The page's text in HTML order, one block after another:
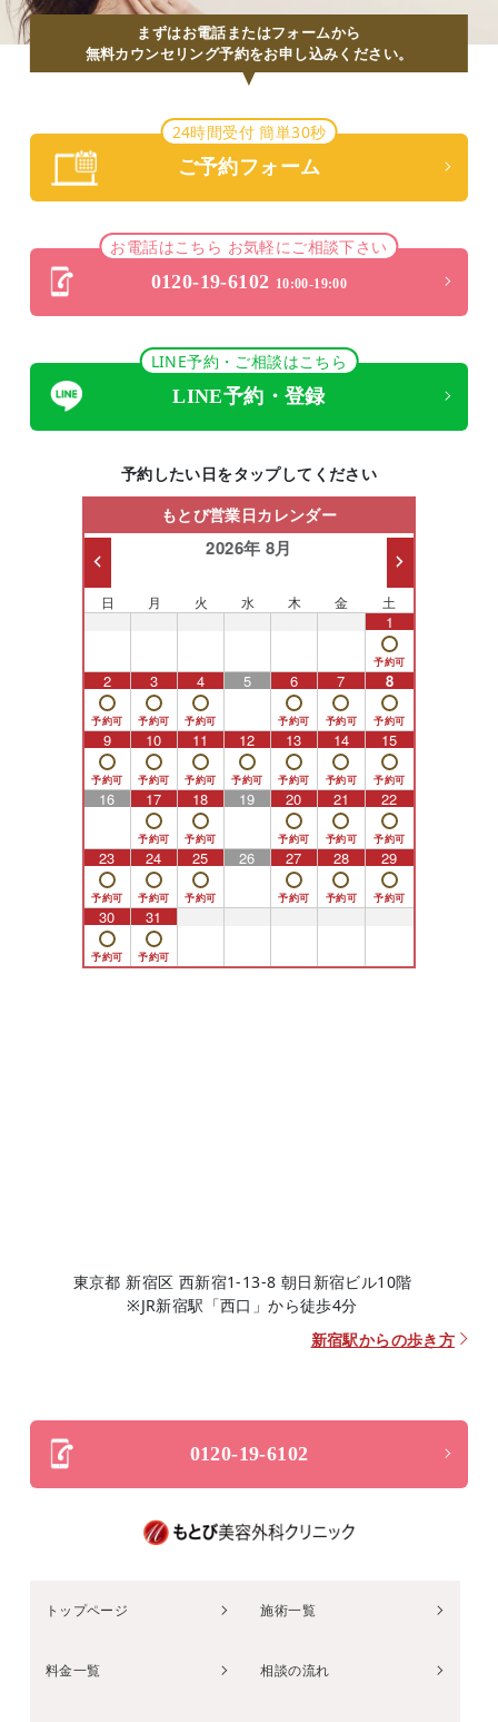
まずはお電話またはフォームから
無料カウンセリング予約をお申し込みください。
24時間受付 簡単30秒
ご予約フォーム
お電話はこちら お気軽にご相談下さい
0120-19-6102 10:00-19:00
LINE予約・ご相談はこちら
LINE予約・登録
予約したい日をタップしてください
もとび営業日カレンダー
2026年 8月
日 月 火 水 木 金 土
1
2 3 4 5 6 7 8
9 10 11 12 13 14 15
16 17 18 19 20 21 22
23 24 25 26 27 28 29
30 31
東京都 新宿区 西新宿1-13-8 朝日新宿ビル10階
※JR新宿駅「西口」から徒歩4分
新宿駅からの歩き方
0120-19-6102
トップページ 施術一覧
料金一覧 相談の流れ